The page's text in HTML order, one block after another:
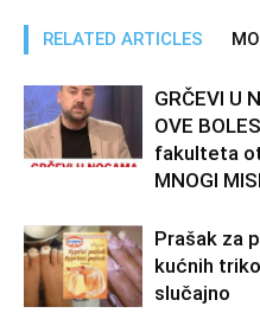
RELATED ARTICLES
GRČEVI U
OVE
fakulteta
MNOGI
Prašak za
kućnih
slučajno